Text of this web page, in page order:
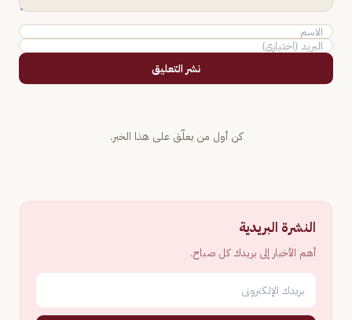
نشر التعليق
كن أول من يعلّق على هذا الخبر.
النشرة البريدية
أهم الأخبار إلى بريدك كل صباح.